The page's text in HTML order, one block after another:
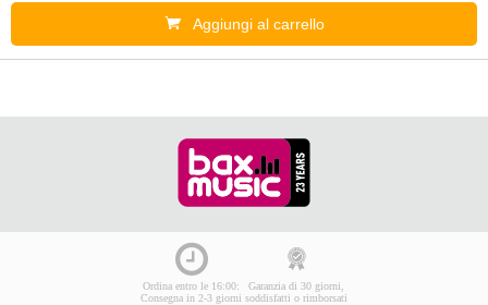
Aggiungi al carrello
Ordina entro le 16:00:
Consegna in 2-3 giorni
Garanzia di 30 giorni,
soddisfatti o rimborsati